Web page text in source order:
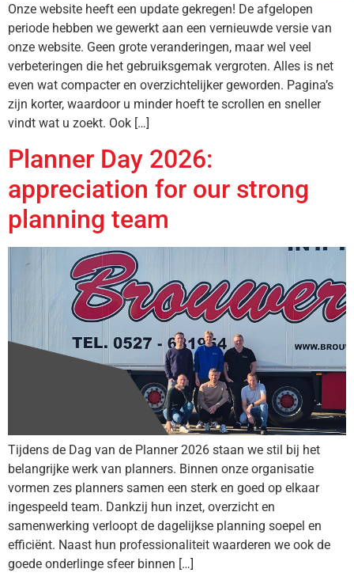
Onze website heeft een update gekregen! De afgelopen
periode hebben we gewerkt aan een vernieuwde versie van
onze website. Geen grote veranderingen, maar wel veel
verbeteringen die het gebruiksgemak vergroten. Alles is net
even wat compacter en overzichtelijker geworden. Pagina’s
zijn korter, waardoor u minder hoeft te scrollen en sneller
vindt wat u zoekt. Ook […]
Planner Day 2026:
appreciation for our strong
planning team
Tijdens de Dag van de Planner 2026 staan we stil bij het
belangrijke werk van planners. Binnen onze organisatie
vormen zes planners samen een sterk en goed op elkaar
ingespeeld team. Dankzij hun inzet, overzicht en
samenwerking verloopt de dagelijkse planning soepel en
efficiënt. Naast hun professionaliteit waarderen we ook de
goede onderlinge sfeer binnen […]